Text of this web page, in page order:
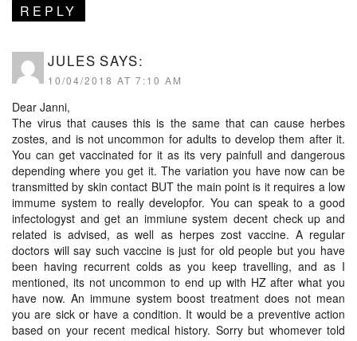
REPLY
JULES SAYS:
10/04/2018 AT 7:10 AM
Dear Janni,
The virus that causes this is the same that can cause herbes
zostes, and is not uncommon for adults to develop them after it.
You can get vaccinated for it as its very painfull and dangerous
depending where you get it. The variation you have now can be
transmitted by skin contact BUT the main point is it requires a low
immume system to really developfor. You can speak to a good
infectologyst and get an immiune system decent check up and
related is advised, as well as herpes zost vaccine. A regular
doctors will say such vaccine is just for old people but you have
been having recurrent colds as you keep travelling, and as I
mentioned, its not uncommon to end up with HZ after what you
have now. An immune system boost treatment does not mean
you are sick or have a condition. It would be a preventive action
based on your recent medical history. Sorry but whomever told